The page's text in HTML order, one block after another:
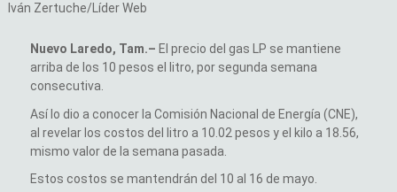
Iván Zertuche/Líder Web
Nuevo Laredo, Tam.– El precio del gas LP se mantiene
arriba de los 10 pesos el litro, por segunda semana
consecutiva.
Así lo dio a conocer la Comisión Nacional de Energía (CNE),
al revelar los costos del litro a 10.02 pesos y el kilo a 18.56,
mismo valor de la semana pasada.
Estos costos se mantendrán del 10 al 16 de mayo.